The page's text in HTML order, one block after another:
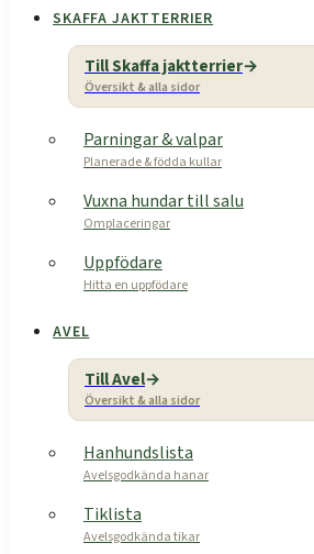
SKAFFA JAKTTERRIER
Till Skaffa jaktterrier
Översikt & alla sidor
Parningar & valpar
Planerade & födda kullar
Vuxna hundar till salu
Omplaceringar
Uppfödare
Hitta en uppfödare
AVEL
Till Avel
Översikt & alla sidor
Hanhundslista
Avelsgodkända hanar
Tiklista
Avelsgodkända tikar